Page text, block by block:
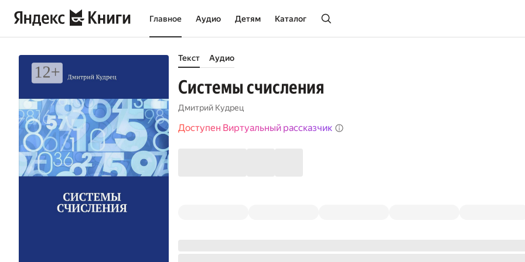
Главное Аудио Детям Каталог
Текст Аудио
Системы счисления
Дмитрий Кудрец
Доступен Виртуальный рассказчик